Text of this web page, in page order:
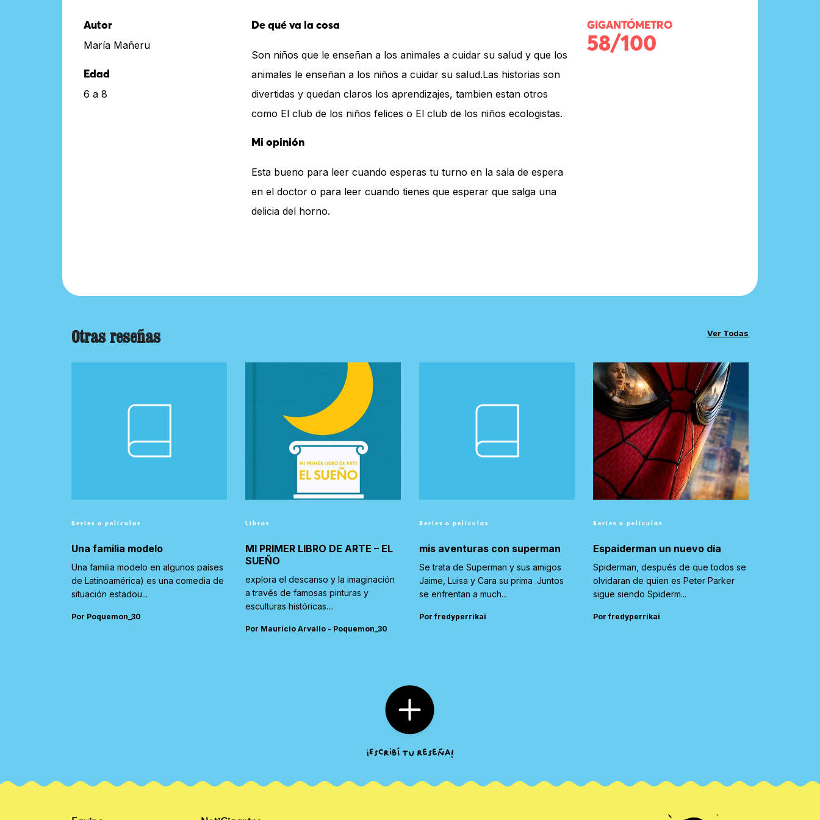
Autor
María Mañeru
Edad
6 a 8
De qué va la cosa
Son niños que le enseñan a los animales a cuidar su salud y que los
animales le enseñan a los niños a cuidar su salud.Las historias son
divertidas y quedan claros los aprendizajes, tambien estan otros
como El club de los niños felices o El club de los niños ecologistas.
Mi opinión
Esta bueno para leer cuando esperas tu turno en la sala de espera
en el doctor o para leer cuando tienes que esperar que salga una
delicia del horno.
GIGANTÓMETRO
58/100
Otras reseñas Ver Todas
Series o películas
Una familia modelo
Una familia modelo en algunos países
de Latinoamérica) es una comedia de
situación estadou...
Por Poquemon_30
Libros
MI PRIMER LIBRO DE ARTE – EL
SUEÑO
explora el descanso y la imaginación
a través de famosas pinturas y
esculturas históricas....
Por Mauricio Arvallo - Poquemon_30
Series o películas
mis aventuras con superman
Se trata de Superman y sus amigos
Jaime, Luisa y Cara su prima .Juntos
se enfrentan a much...
Por fredyperrikai
Series o películas
Espaiderman un nuevo día
Spiderman, después de que todos se
olvidaran de quien es Peter Parker
sigue siendo Spiderm...
Por fredyperrikai